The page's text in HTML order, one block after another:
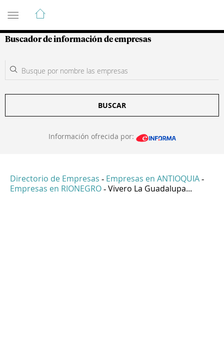
Guía de Empresas Colombianas
Buscador de información de empresas
BUSCAR
Información ofrecida por:
Directorio de Empresas - Empresas en ANTIOQUIA -
Empresas en RIONEGRO - Vivero La Guadalupa...